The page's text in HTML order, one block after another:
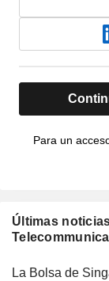
Para un
Últimas
La Bolsa de